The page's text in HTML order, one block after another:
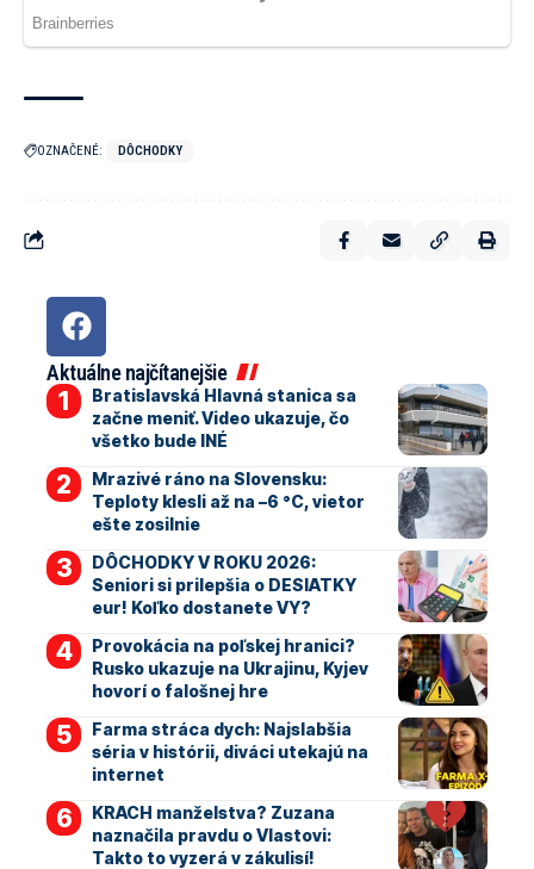
OZNAČENÉ: DÔCHODKY
Aktuálne najčítanejšie
Bratislavská Hlavná stanica sa
začne meniť. Video ukazuje, čo
všetko bude INÉ
Mrazivé ráno na Slovensku:
Teploty klesli až na –6 °C, vietor
ešte zosilnie
DÔCHODKY V ROKU 2026:
Seniori si prilepšia o DESIATKY
eur! Koľko dostanete VY?
Provokácia na poľskej hranici?
Rusko ukazuje na Ukrajinu, Kyjev
hovorí o falošnej hre
Farma stráca dych: Najslabšia
séria v histórii, diváci utekajú na
internet
KRACH manželstva? Zuzana
naznačila pravdu o Vlastovi:
Takto to vyzerá v zákulisí!